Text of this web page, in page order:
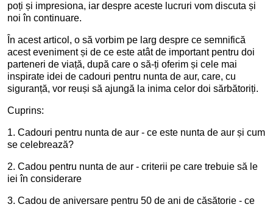
poți și impresiona, iar despre aceste lucruri vom discuta și
noi în continuare.
În acest articol, o să vorbim pe larg despre ce semnifică
acest eveniment și de ce este atât de important pentru doi
parteneri de viață, după care o să-ți oferim și cele mai
inspirate idei de cadouri pentru nunta de aur, care, cu
siguranță, vor reuși să ajungă la inima celor doi sărbătoriți.
Cuprins:
1. Cadouri pentru nunta de aur - ce este nunta de aur și cum
se celebrează?
2. Cadou pentru nunta de aur - criterii pe care trebuie să le
iei în considerare
3. Cadou de aniversare pentru 50 de ani de căsătorie - ce